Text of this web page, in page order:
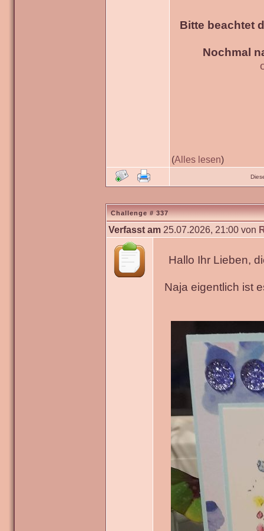
Bitte beachtet
Nochmal
(Alles lesen)
Challenge # 337
Verfasst am 25.07.2026, 21:00 von
Hallo Ihr Lieben,
Naja eigentlich ist